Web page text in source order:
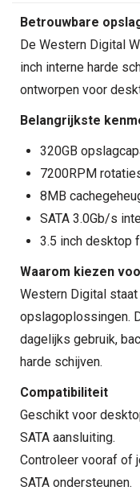
Betrouwbare
De Western Digital
inch interne harde
ontworpen voor
Belangrijkste
320GB
7200RPM
8MB
SATA 3.0Gb/s
3.5 inch desktop
Waarom kiezen
Western Digital
opslagoplossingen.
dagelijks gebruik,
harde schijven.
Compatibiliteit
Geschikt voor
SATA aansluiting.
Controleer vooraf of
SATA ondersteunen.